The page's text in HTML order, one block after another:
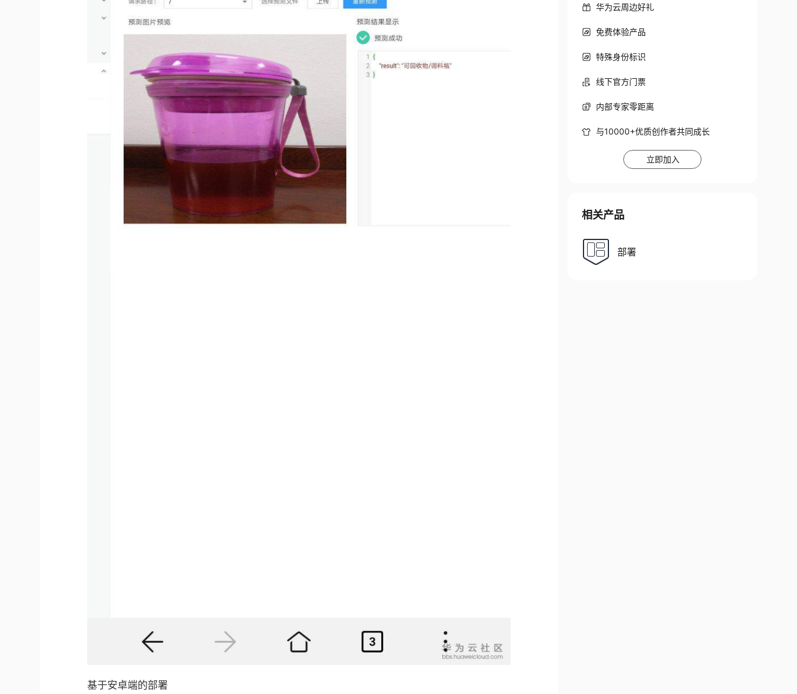
基于安卓端的部署
华为云周边好礼
免费体验产品
特殊身份标识
线下官方门票
内部专家零距离
与10000+优质创作者共同成长
立即加入
相关产品
部署